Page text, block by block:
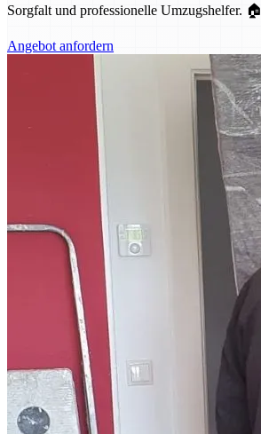
Sorgfalt und professionelle Umzugshelfer. 🏠
Angebot anfordern